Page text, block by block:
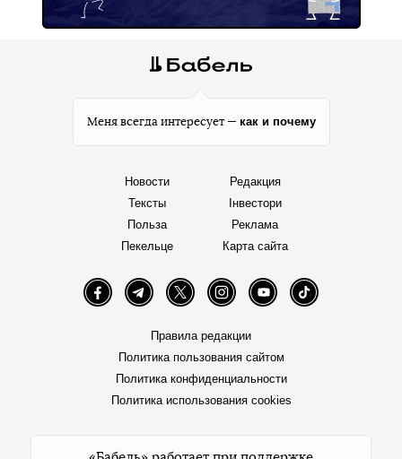
Меня всегда интересует — как и почему
Новости
Тексты
Польза
Пекельце
Редакция
Інвестори
Реклама
Карта сайта
FacebookTelegramTwitter InstagramYouTube TikTok
Правила редакции
Политика пользования сайтом
Политика конфиденциальности
Политика использования cookies